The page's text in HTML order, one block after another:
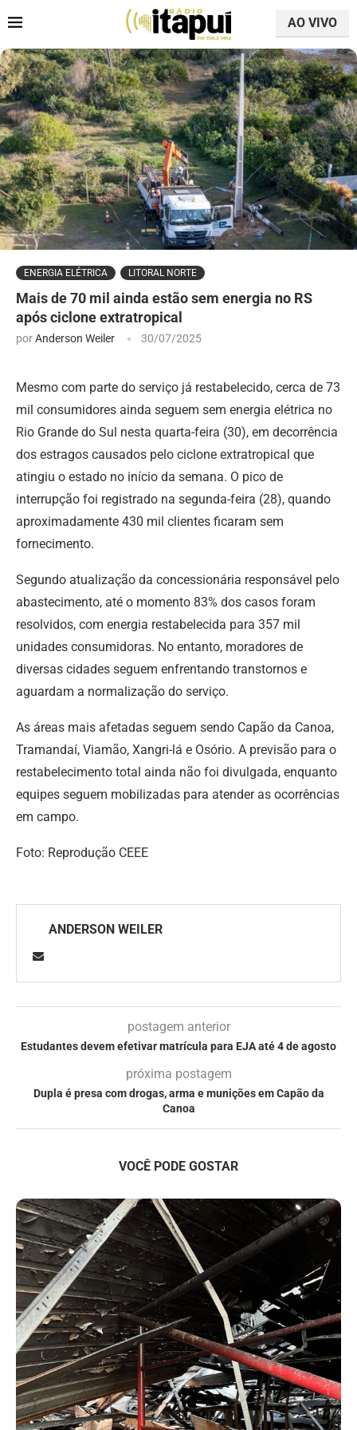
AO VIVO
ENERGIA ELÉTRICA LITORAL NORTE
Mais de 70 mil ainda estão sem energia no RS
após ciclone extratropical
porAnderson Weiler 30/07/2025
Mesmo com parte do serviço já restabelecido, cerca de 73
mil consumidores ainda seguem sem energia elétrica no
Rio Grande do Sul nesta quarta-feira (30), em decorrência
dos estragos causados pelo ciclone extratropical que
atingiu o estado no início da semana. O pico de
interrupção foi registrado na segunda-feira (28), quando
aproximadamente 430 mil clientes ficaram sem
fornecimento.
Segundo atualização da concessionária responsável pelo
abastecimento, até o momento 83% dos casos foram
resolvidos, com energia restabelecida para 357 mil
unidades consumidoras. No entanto, moradores de
diversas cidades seguem enfrentando transtornos e
aguardam a normalização do serviço.
As áreas mais afetadas seguem sendo Capão da Canoa,
Tramandaí, Viamão, Xangri-lá e Osório. A previsão para o
restabelecimento total ainda não foi divulgada, enquanto
equipes seguem mobilizadas para atender as ocorrências
em campo.
Foto: Reprodução CEEE
ANDERSON WEILER
postagem anterior
Estudantes devem efetivar matrícula para EJA até 4 de agosto
próxima postagem
Dupla é presa com drogas, arma e munições em Capão da
Canoa
VOCÊ PODE GOSTAR